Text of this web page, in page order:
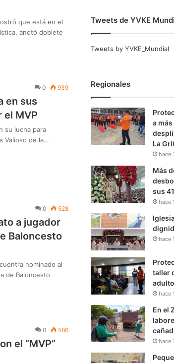
que está en el
anotó doblete
0 939
en sus
el MVP
su lucha para
Valioso de la…
0 528
a jugador
Baloncesto
nominado al
de Baloncesto
0 586
el “MVP”
Tweets de YVKE
Tweets by YVKE_Mundial
Regionales
a
La
hace
Más
sus
hace
hace
taller
hace
En el
hace